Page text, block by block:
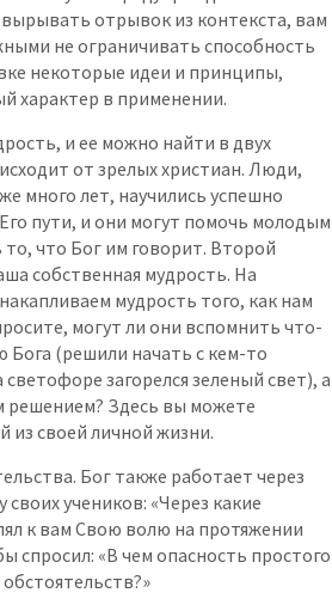
отрывок из контекста, вам
не ограничивать способность
некоторые идеи и принципы,
характер в применении.
и ее можно найти в двух
от зрелых христиан. Люди,
много лет, научились успешно
пути, и они могут помочь молодым
что Бог им говорит. Второй
собственная мудрость. На
мудрость того, как нам
могут ли они вспомнить что-
Бога (решили начать с кем-то
загорелся зеленый свет), а
решением? Здесь вы можете
из своей личной жизни.
Бог также работает через
учеников: «Через какие
к вам Cвою волю на протяжении
спросил: «В чем опасность простого